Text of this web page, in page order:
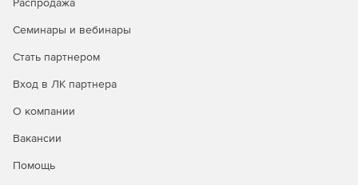
Семинары и вебинары
Стать партнером
Вход в ЛК партнера
О компании
Вакансии
Помощь